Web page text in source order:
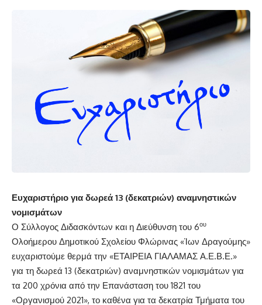
Ευχαριστήριο για δωρεά 13 (δεκατριών) αναμνηστικών
νομισμάτων
Ο Σύλλογος Διδασκόντων και η Διεύθυνση του 6ου
Ολοήμερου Δημοτικού Σχολείου Φλώρινας «Ίων Δραγούμης»
ευχαριστούμε θερμά την «ΕΤΑΙΡΕΙΑ ΓΙΑΛΑΜΑΣ Α.Ε.Β.Ε.»
για τη δωρεά 13 (δεκατριών) αναμνηστικών νομισμάτων για
τα 200 χρόνια από την Επανάσταση του 1821 του
«Οργανισμού 2021», το καθένα για τα δεκατρία Τμήματα του